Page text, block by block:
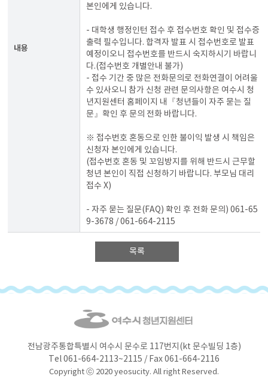
내용
본인에게 있습니다.
- 대학생 행정인턴 접수 후 접수번호 확인 및 접수증
출력 필수입니다. 합격자 발표 시 접수번호로 발표
예정이오니 접수번호를 반드시 숙지하시기 바랍니
다.(접수번호 개별안내 불가)
- 접수 기간 중 많은 전화문의로 전화연결이 어려울
수 있사오니 참가 신청 관련 문의사항은 여수시 청
년지원센터 홈페이지 내『청년들이 자주 묻는 질
문』확인 후 문의 전화 바랍니다.
※ 접수번호 혼동으로 인한 불이익 발생 시 책임은
신청자 본인에게 있습니다.
(접수번호 혼동 및 꼬임방지를 위해 반드시 근무할
청년 본인이 직접 신청하기 바랍니다. 부모님 대리
접수 X)
- 자주 묻는 질문(FAQ) 확인 후 전화 문의) 061-65
9-3678 / 061-664-2115
목록
전남광주통합특별시 여수시 문수로 117번지(kt 문수빌딩 1층)
Tel 061-664-2113~2115 / Fax 061-664-2116
Copyright ⓒ 2020 yeosucity. All right Reserved.